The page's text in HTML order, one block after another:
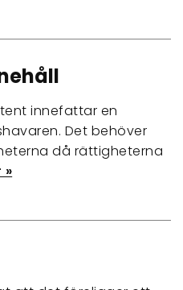
innefattar en
Det behöver
då rättigheterna
»